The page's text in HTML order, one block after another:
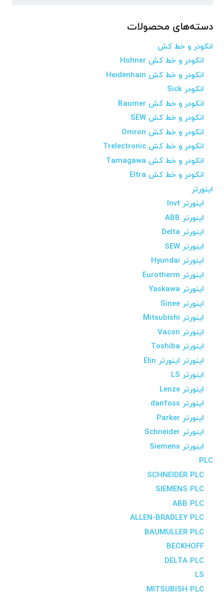
دسته‌های محصولات
انکودر و خط کش
انکودر و خط کش Hohner
انکودر و خط کش Heidenhain
انکودر Sick
انکودر و خط کش Baumer
انکودر و خط کش SEW
انکودر و خط کش Omron
انکودر و خط کش Trelectronic
انکودر و خط کش Tamagawa
انکودر و خط کش Eltra
اینورتر
اینورتر Invt
اینورتر ABB
اینورتر Delta
اینورتر SEW
اینورتر Hyundai
اینورتر Eurotherm
اینورتر Yaskawa
اینورتر Sinee
اینورتر Mitsubishi
اینورتر Vacon
اینورتر Toshiba
اینورتر اینورتر Elin
اینورتر LS
اینورتر Lenze
اینورتر danfoss
اینورتر Parker
اینورتر Schneider
اینورتر Siemens
PLC
SCHNEIDER PLC
SIEMENS PLC
ABB PLC
ALLEN-BRADLEY PLC
BAUMULLER PLC
BECKHOFF
DELTA PLC
LS
MITSUBISH PLC